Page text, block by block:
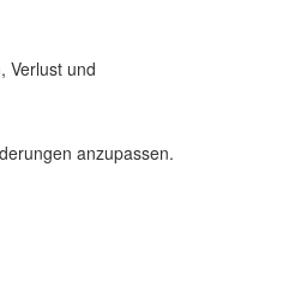
Verlust und
anzupassen.